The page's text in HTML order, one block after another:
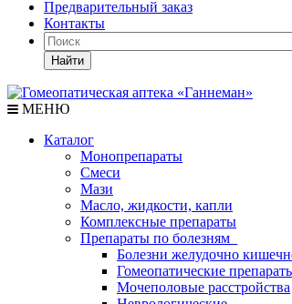
Предварительный заказ
Контакты
Найти
МЕНЮ
Каталог
Монопрепараты
Смеси
Мази
Масло, жидкости, капли
Комплексные препараты
Препараты по болезням
Болезни желудочно
Гомеопатические
Мочеполовые расстройства